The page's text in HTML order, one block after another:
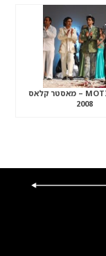
MOTIE RUBIN – מאסטר קלאס
2008